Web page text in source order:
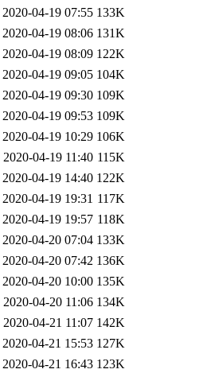
2020-04-19 07:55 133K
2020-04-19 08:06 131K
2020-04-19 08:09 122K
2020-04-19 09:05 104K
2020-04-19 09:30 109K
2020-04-19 09:53 109K
2020-04-19 10:29 106K
2020-04-19 11:40 115K
2020-04-19 14:40 122K
2020-04-19 19:31 117K
2020-04-19 19:57 118K
2020-04-20 07:04 133K
2020-04-20 07:42 136K
2020-04-20 10:00 135K
2020-04-20 11:06 134K
2020-04-21 11:07 142K
2020-04-21 15:53 127K
2020-04-21 16:43 123K